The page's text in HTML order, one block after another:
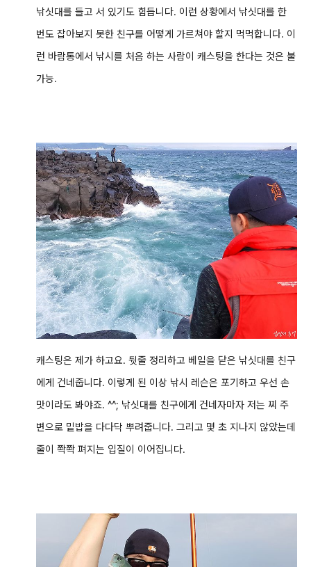
낚싯대를 들고 서 있기도 힘듭니다. 이런 상황에서 낚싯대를 한
번도 잡아보지 못한 친구를 어떻게 가르쳐야 할지 먹먹합니다. 이
런 바람통에서 낚시를 처음 하는 사람이 캐스팅을 한다는 것은 불
가능.
캐스팅은 제가 하고요. 뒷줄 정리하고 베일을 닫은 낚싯대를 친구
에게 건네줍니다. 이렇게 된 이상 낚시 레슨은 포기하고 우선 손
맛이라도 봐야죠. ^^; 낚싯대를 친구에게 건네자마자 저는 찌 주
변으로 밑밥을 다다닥 뿌려줍니다. 그리고 몇 초 지나지 않았는데
줄이 쫙쫙 펴지는 입질이 이어집니다.